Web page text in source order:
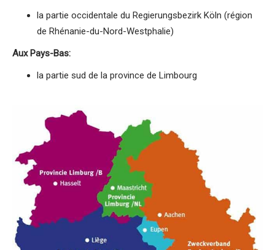
la partie occidentale du Regierungsbezirk Köln (région
de Rhénanie-du-Nord-Westphalie)
Aux Pays-Bas:
la partie sud de la province de Limbourg